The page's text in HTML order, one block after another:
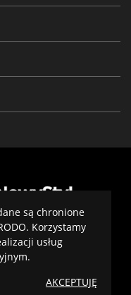
są chronione
Korzystamy
usług
AKCEPTUJĘ